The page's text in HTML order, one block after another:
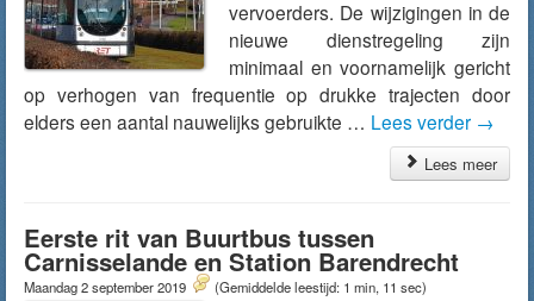
vervoerders. De wijzigingen in de
nieuwe dienstregeling zijn
minimaal en voornamelijk gericht
op verhogen van frequentie op drukke trajecten door
elders een aantal nauwelijks gebruikte … Lees verder →
Lees meer
Eerste rit van Buurtbus tussen
Carnisselande en Station Barendrecht
Maandag 2 september 2019 (Gemiddelde leestijd: 1 min, 11 sec)